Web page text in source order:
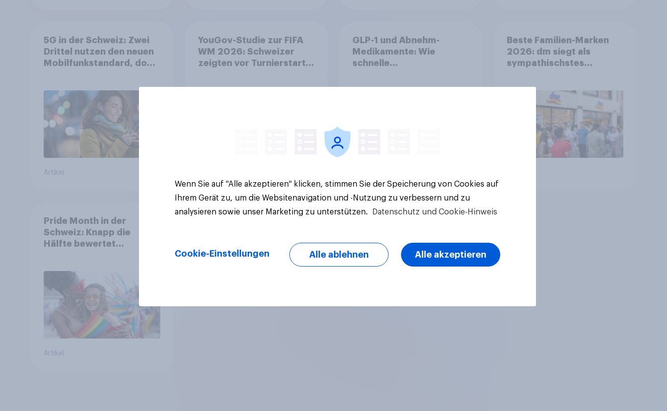
5G in der Schweiz: Zwei
Drittel nutzen den neuen
Mobilfunkstandard, doch
bleiben weit verbreitet
Artikel
YouGov-Studie zur FIFA
WM 2026: Schweizer
zeigten vor Turnierstart
Deutsche
GLP-1 und Abnehm-
Medikamente: Wie
schnelle
den FMCG-Sektor
Beste Familien-Marken
2026: dm siegt als
sympathischstes
jungen Familien
Pride Month in der
Schweiz: Knapp die
Hälfte bewertet
bleibt umstritten
Artikel
Wenn Sie auf "Alle akzeptieren" klicken, stimmen Sie der Speicherung von Cookies auf
Ihrem Gerät zu, um die Websitenavigation und -Nutzung zu verbessern und zu
analysieren sowie unser Marketing zu unterstützen.
Datenschutz und Cookie-Hinweis
Cookie-Einstellungen Alle ablehnen Alle akzeptieren